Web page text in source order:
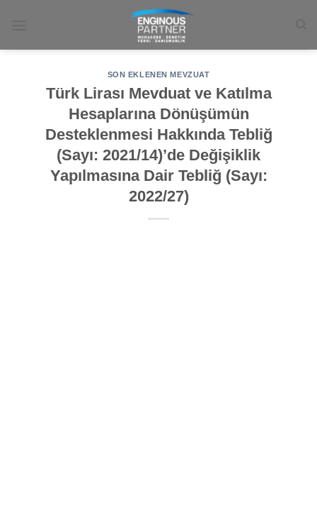
SON EKLENEN MEVZUAT
Türk Lirası Mevduat ve Katılma
Hesaplarına Dönüşümün
Desteklenmesi Hakkında Tebliğ
(Sayı: 2021/14)’de Değişiklik
Yapılmasına Dair Tebliğ (Sayı:
2022/27)